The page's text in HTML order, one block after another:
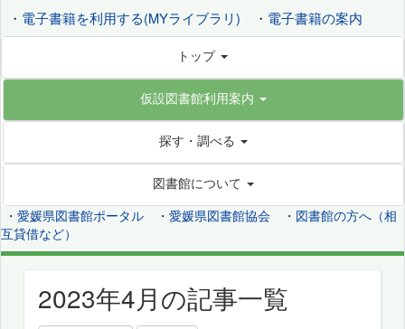
・ 電子書籍を利用する(MYライブラリ) ・ 電子書籍の案内
トップ
仮設図書館利用案内
探す・調べる
図書館について
・ 愛媛県図書館ポータル ・ 愛媛県図書館協会 ・ 図書館の方へ（相
互貸借など）
2023年4月の記事一覧